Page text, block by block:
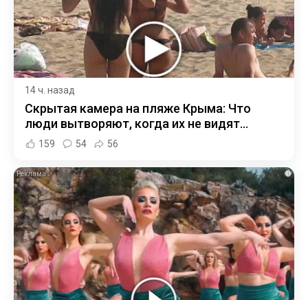
14 ч. назад
Скрытая камера на пляже Крыма: Что
люди вытворяют, когда их не видят...
159 54 56
i